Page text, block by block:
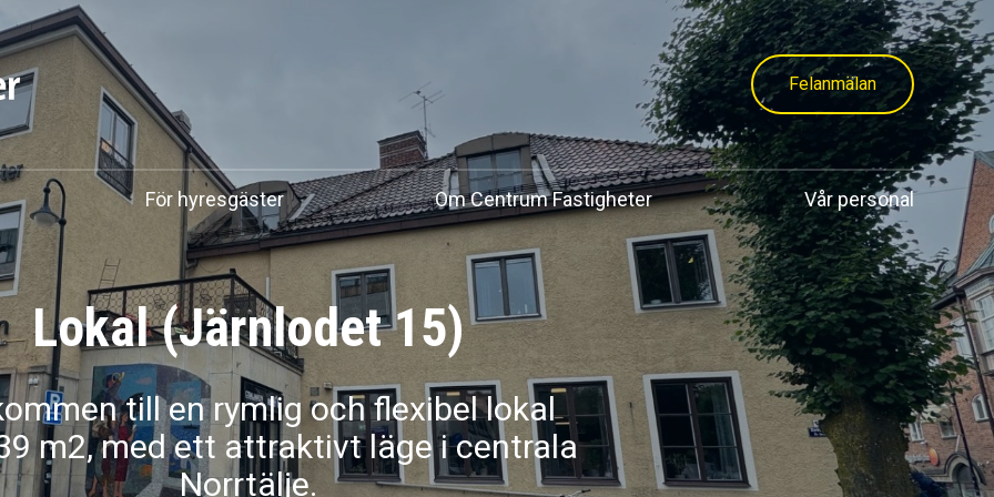
Felanmälan
För hyresgäster Om Centrum Fastigheter Vår personal
Lokal (Järnlodet 15)
till en rymlig och flexibel lokal
m2, med ett attraktivt läge i centrala
Norrtälje.